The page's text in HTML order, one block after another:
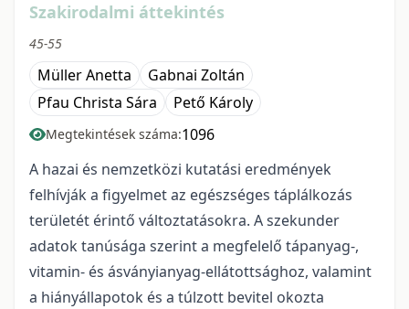
Szakirodalmi áttekintés
45-55
Müller Anetta
Gabnai Zoltán
Pfau Christa Sára
Pető Károly
Megtekintések száma:1096
A hazai és nemzetközi kutatási eredmények
felhívják a figyelmet az egészséges táplálkozás
területét érintő változtatásokra. A szekunder
adatok tanúsága szerint a megfelelő tápanyag-,
vitamin- és ásványianyag-ellátottsághoz, valamint
a hiányállapotok és a túlzott bevitel okoz­ta